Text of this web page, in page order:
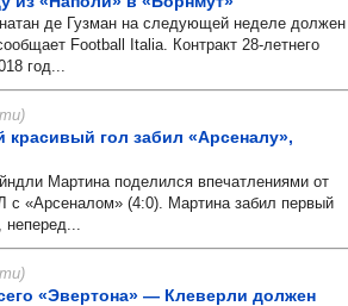
де Гузман на следующей неделе должен
Football Italia. Контракт 28-летнего
год...
красивый гол забил «Арсеналу»,
Мартина поделился впечатлениями от
с «Арсеналом» (4:0). Мартина забил первый
«Эвертона» — Клеверли должен